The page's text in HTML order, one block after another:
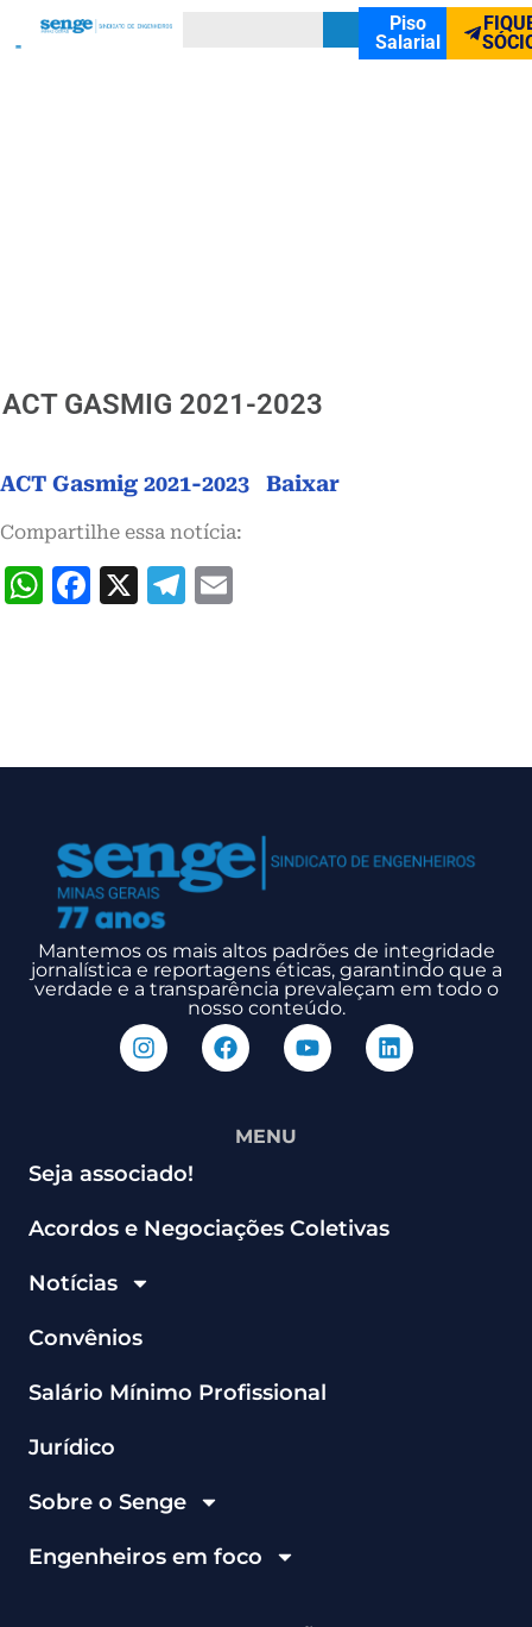
Piso
Salarial
ACT GASMIG 2021-2023
ACT Gasmig 2021-2023 Baixar
Compartilhe essa notícia:
WhatsApp
Facebook
X Telegram
Mantemos os mais altos padrões de integridade
jornalística e reportagens éticas, garantindo que a
verdade e a transparência prevaleçam em todo o
nosso conteúdo.
MENU
Seja associado!
Acordos e Negociações Coletivas
Notícias
Convênios
Salário Mínimo Profissional
Jurídico
Sobre o Senge
Engenheiros em foco